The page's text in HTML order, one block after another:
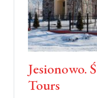
Jesionowo.
Tours